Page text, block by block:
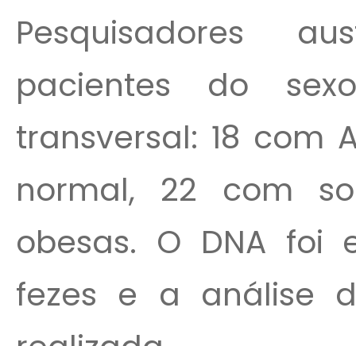
Pesquisadores
pacientes do
transversal: 18 com
normal, 22 com
obesas. O DNA foi
fezes e a análise